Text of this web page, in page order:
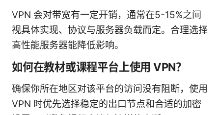
VPN 会对带宽有一定开销，通常在5-15%之间
视具体实现、协议与服务器负载而定。合理选择
高性能服务器能降低影响。
如何在教材或课程平台上使用 VPN？
确保你所在地区对该平台的访问没有阻断，使用
VPN 时优先选择稳定的出口节点和合适的加密